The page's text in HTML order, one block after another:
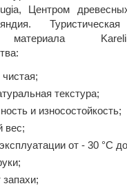
Центром
материала
текстура;
и износостойкость;
вес;
от - 30 °C